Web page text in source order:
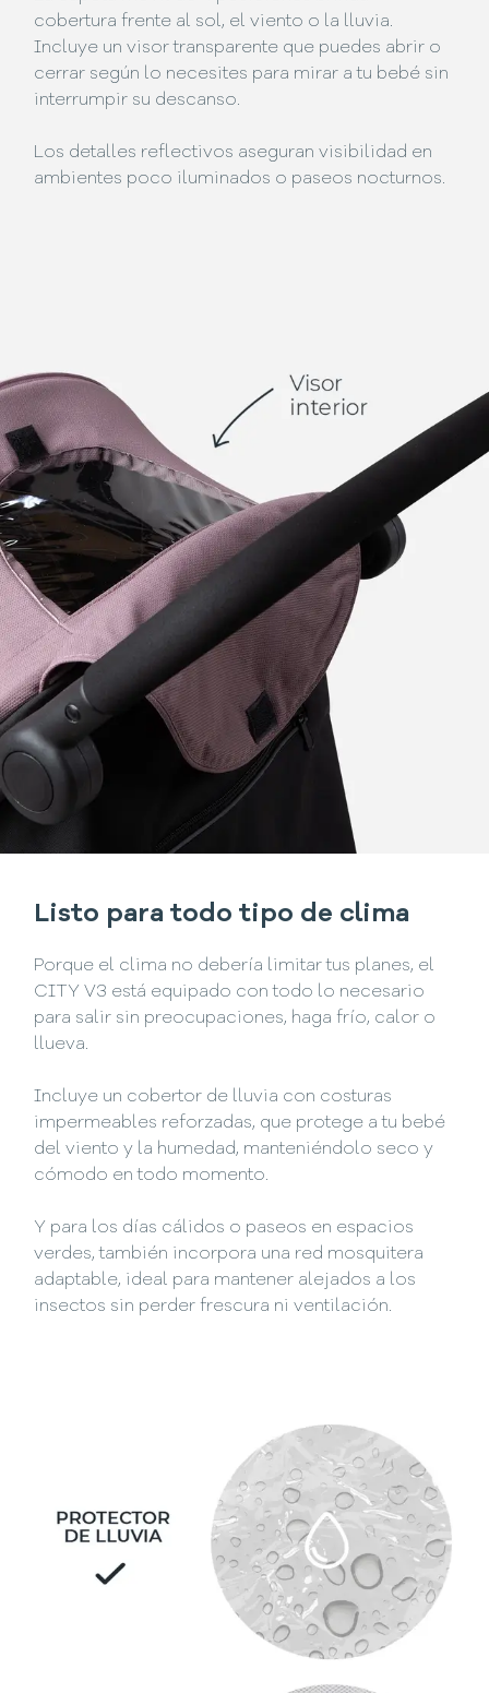
cobertura frente al sol, el viento o la lluvia.
Incluye un visor transparente que puedes abrir o
cerrar según lo necesites para mirar a tu bebé sin
interrumpir su descanso.
Los detalles reflectivos aseguran visibilidad en
ambientes poco iluminados o paseos nocturnos.
Listo para todo tipo de clima
Porque el clima no debería limitar tus planes, el
CITY V3 está equipado con todo lo necesario
para salir sin preocupaciones, haga frío, calor o
llueva.
Incluye un cobertor de lluvia con costuras
impermeables reforzadas, que protege a tu bebé
del viento y la humedad, manteniéndolo seco y
cómodo en todo momento.
Y para los días cálidos o paseos en espacios
verdes, también incorpora una red mosquitera
adaptable, ideal para mantener alejados a los
insectos sin perder frescura ni ventilación.